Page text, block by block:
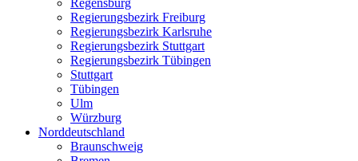
Regensburg
Regierungsbezirk Freiburg
Regierungsbezirk Karlsruhe
Regierungsbezirk Stuttgart
Regierungsbezirk Tübingen
Stuttgart
Tübingen
Ulm
Würzburg
Norddeutschland
Braunschweig